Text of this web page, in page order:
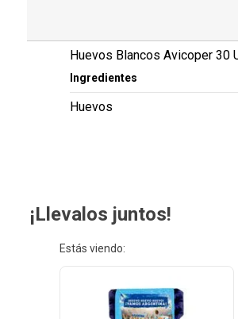
Huevos Blancos Avicoper 30
Ingredientes
Huevos
¡Llevalos juntos!
Estás viendo: